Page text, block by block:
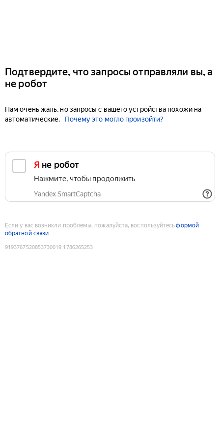
Подтвердите, что запросы отправляли вы, а
не робот
Нам очень жаль, но запросы с вашего устройства похожи на
автоматические.
Почему это могло произойти?
Я не робот
Нажмите, чтобы продолжить
Yandex SmartCaptcha
Если у вас возникли проблемы, пожалуйста, воспользуйтесьформой
обратной связи
9193767520853730019:1786265253